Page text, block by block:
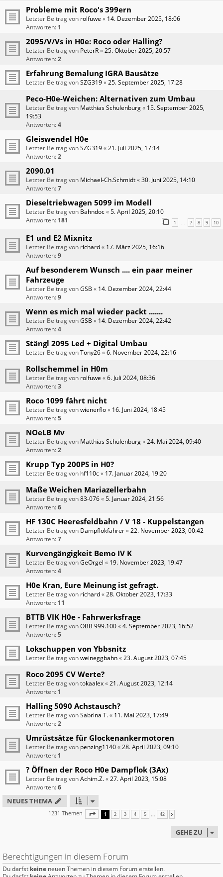
Probleme mit Roco's 399ern
Letzter Beitrag von rolfuwe « 14. Dezember 2025, 18:06
Antworten: 1
2095/V/Vs in H0e: Roco oder Halling?
Letzter Beitrag von PeterR«25. Oktober 2025, 20:57
Antworten:2
Erfahrung Bemalung IGRA Bausätze
Letzter Beitrag vonSZG319«25. September 2025, 17:28
Peco-H0e-Weichen: Alternativen zum Umbau
Letzter Beitrag von Matthias Schulenburg« 15. September 2025,
19:53
Antworten:4
Gleiswendel H0e
Letzter Beitrag vonSZG319«21. Juli 2025, 17:14
Antworten:2
2090.01
Letzter Beitrag von Michael-Ch.Schmidt«30. Juni 2025, 14:10
Antworten:7
Dieseltriebwagen 5099 im Modell
Letzter Beitrag von Bahndoc«5. April 2025, 20:10
Antworten: 181 1 … 7 8 9 10
E1 und E2 Mixnitz
Letzter Beitrag von richard« 17. März 2025, 16:16
Antworten:9
Auf besonderem Wunsch .... ein paar meiner
Fahrzeuge
Letzter Beitrag vonGSB « 14. Dezember 2024, 22:44
Antworten:9
Wenn es mich mal wieder packt .......
Letzter Beitrag vonGSB « 14. Dezember 2024, 22:42
Antworten:4
Stängl 2095 Led + Digital Umbau
Letzter Beitrag vonTony26«6. November 2024, 22:16
Rollschemmel in H0m
Letzter Beitrag von rolfuwe «6. Juli 2024, 08:36
Antworten:3
Roco 1099 fährt nicht
Letzter Beitrag vonwienerflo« 16. Juni 2024, 18:45
Antworten:5
NOeLB Mv
Letzter Beitrag von Matthias Schulenburg«24. Mai 2024, 09:40
Antworten:2
Krupp Typ 200PS in H0?
Letzter Beitrag von hf110c« 17. Januar 2024, 19:20
Maße Weichen Mariazellerbahn
Letzter Beitrag von83-076«5. Januar 2024, 21:56
Antworten:6
HF 130C Heeresfeldbahn / V 18 - Kuppelstangen
Letzter Beitrag von Dampflokfahrer«22. November 2023, 00:42
Antworten:7
Kurvengängigkeit Bemo IV K
Letzter Beitrag vonGeOrgel « 19. November 2023, 19:47
Antworten:4
H0e Kran, Eure Meinung ist gefragt.
Letzter Beitrag von richard«28. Oktober 2023, 17:33
Antworten: 11
BTTB VIK H0e - Fahrwerksfrage
Letzter Beitrag vonÖBB 999.100«4. September 2023, 16:52
Antworten:5
Lokschuppen von Ybbsnitz
Letzter Beitrag vonweineggbahn«23. August 2023, 07:45
Roco 2095 CV Werte?
Letzter Beitrag vontokaalex«21. August 2023, 12:14
Antworten: 1
Halling 5090 Achstausch?
Letzter Beitrag vonSabrina T.« 11. Mai 2023, 17:49
Antworten:2
Umrüstsätze für Glockenankermotoren
Letzter Beitrag von penzing1140«28. April 2023, 09:10
Antworten: 1
? Öffnen der Roco H0e Dampflok (3Ax)
Letzter Beitrag vonAchim.Z.«27. April 2023, 15:08
Antworten:6
NEUES THEMA
1231 Themen SEITE VON 42
1 2 3 4 5 … 42
GEHE ZU
Berechtigungen in diesem Forum
Du darfst keine neuen Themen in diesem Forum erstellen.